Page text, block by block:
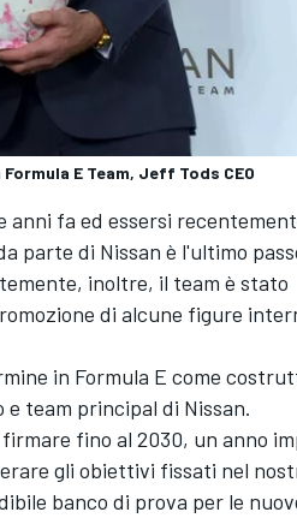
E Team, Jeff Tods CEO
anni fa ed essersi
parte di Nissan è l'ultimo
inoltre, il team è stato
di alcune figure
in Formula E come
team principal di Nissan.
firmare fino al 2030, un anno
gli obiettivi fissati nel
banco di prova per le